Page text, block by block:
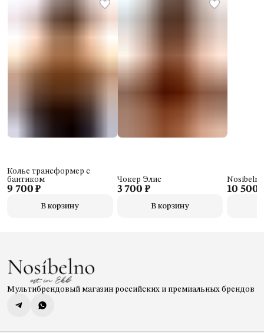
9 700 ₽
Колье трансформер с
бантиком
В корзину
3 700 ₽
Чокер Элис
В корзину
10 500
Мультибрендовый магазин российских и премиальных брендов